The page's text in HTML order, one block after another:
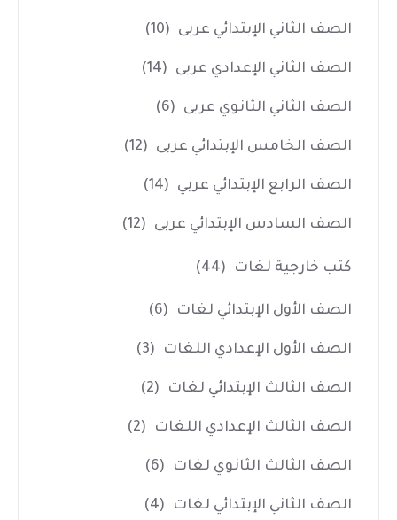
الصف الثاني الإبتدائي عربى (10)
الصف الثاني الإعدادي عربى (14)
الصف الثاني الثانوي عربى (6)
الصف الخامس الإبتدائي عربى (12)
الصف الرابع الإبتدائي عربي (14)
الصف السادس الإبتدائي عربى (12)
كتب خارجية لغات (44)
الصف الأول الإبتدائي لغات (6)
الصف الأول الإعدادي اللغات (3)
الصف الثالث الإبتدائي لغات (2)
الصف الثالث الإعدادي اللغات (2)
الصف الثالث الثانوي لغات (6)
الصف الثاني الإبتدائي لغات (4)